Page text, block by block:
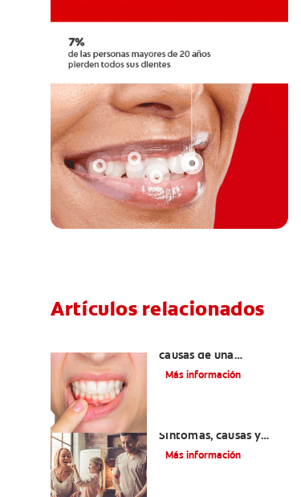
Artículos relacionados
causas de una
inflamación de encía
Más información
Síntomas, causas y
tratamiento
Más información